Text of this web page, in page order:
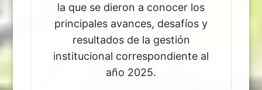
la que se dieron a conocer los
principales avances, desafíos y
resultados de la gestión
institucional correspondiente al
año 2025.